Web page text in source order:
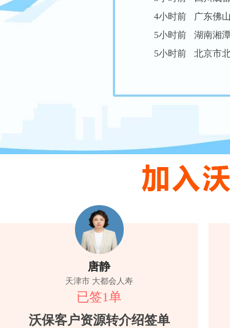
4小时前 广东
5小时前 湖南湘
唐静
天津市 大都会人寿
已签1单
沃保客户资源转介绍签单